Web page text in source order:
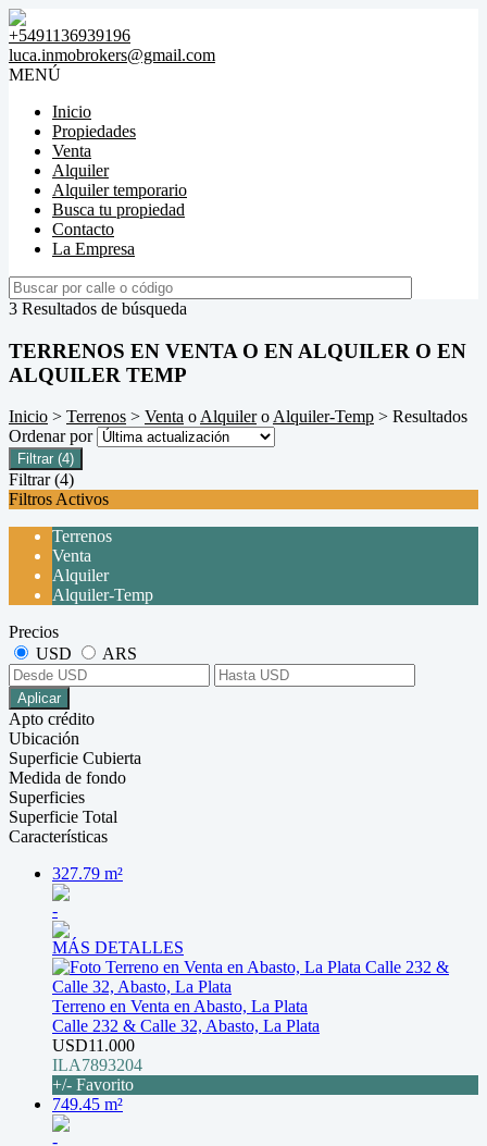
+5491136939196
luca.inmobrokers@gmail.com
MENÚ
Inicio
Propiedades
Venta
Alquiler
Alquiler temporario
Busca tu propiedad
Contacto
La Empresa
3 Resultados de búsqueda
TERRENOS EN VENTA O EN ALQUILER O EN
ALQUILER TEMP
Inicio > Terrenos > Venta oAlquileroAlquiler-Temp > Resultados
Ordenar por
Filtrar (4)
Filtrar (4)
Filtros Activos
Terrenos
Venta
Alquiler
Alquiler-Temp
Precios
USD
ARS
Aplicar
Apto crédito
Ubicación
Superficie Cubierta
Medida de fondo
Superficies
Superficie Total
Características
327.79 m²
-
MÁS DETALLES
Terreno en Venta en Abasto, La Plata
Calle 232 & Calle 32, Abasto, La Plata
USD11.000
ILA7893204
+/- Favorito
749.45 m²
-